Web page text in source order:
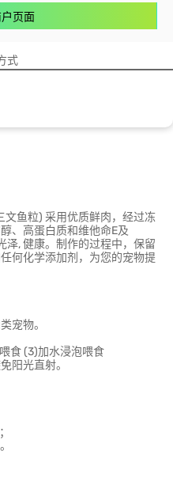
页面
式
文鱼粒) 采用优质鲜肉，经过冻
、高蛋白质和维他命E及
泽, 健康。制作的过程中，保留
何化学添加剂，为您的宠物提
宠物。
食 (3)加水浸泡喂食
阳光直射。